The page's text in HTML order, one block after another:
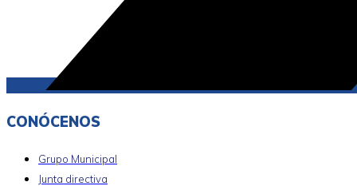
CONÓCENOS
Grupo Municipal
Junta directiva